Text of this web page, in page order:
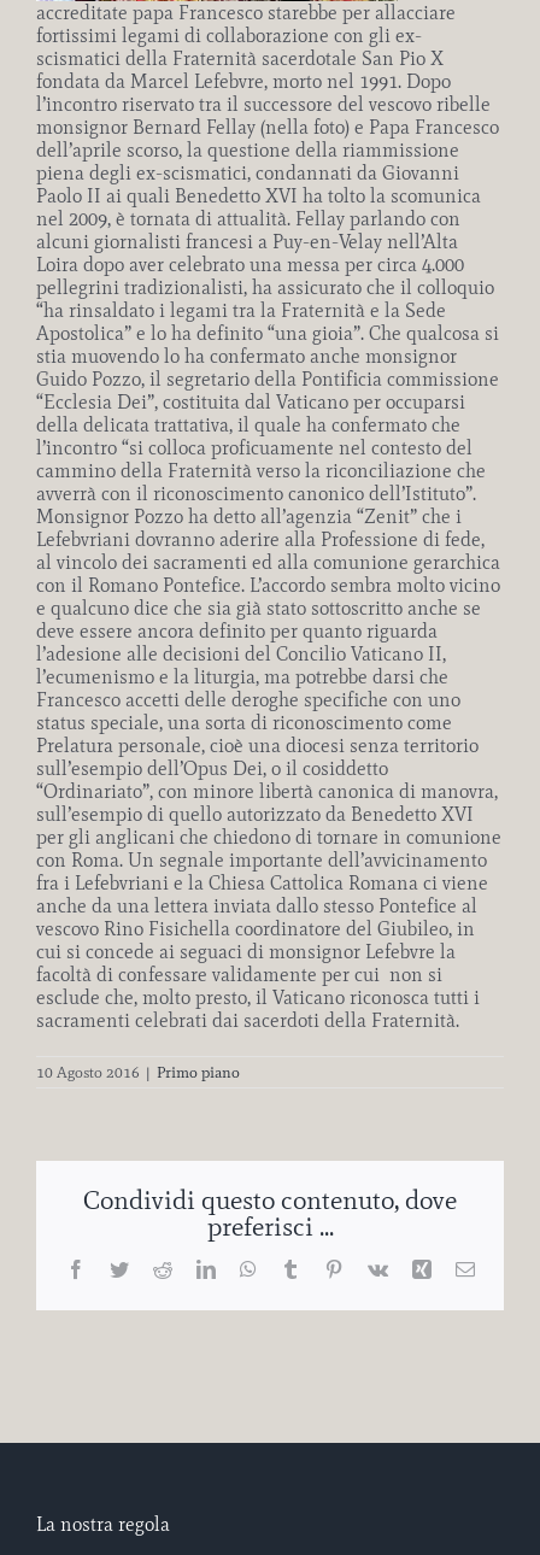
accreditate papa Francesco starebbe per allacciare
fortissimi legami di collaborazione con gli ex-
scismatici della Fraternità sacerdotale San Pio X
fondata da Marcel Lefebvre, morto nel 1991. Dopo
l’incontro riservato tra il successore del vescovo ribelle
monsignor Bernard Fellay (nella foto) e Papa Francesco
dell’aprile scorso, la questione della riammissione
piena degli ex-scismatici, condannati da Giovanni
Paolo II ai quali Benedetto XVI ha tolto la scomunica
nel 2009, è tornata di attualità. Fellay parlando con
alcuni giornalisti francesi a Puy-en-Velay nell’Alta
Loira dopo aver celebrato una messa per circa 4.000
pellegrini tradizionalisti, ha assicurato che il colloquio
“ha rinsaldato i legami tra la Fraternità e la Sede
Apostolica” e lo ha definito “una gioia”. Che qualcosa si
stia muovendo lo ha confermato anche monsignor
Guido Pozzo, il segretario della Pontificia commissione
“Ecclesia Dei”, costituita dal Vaticano per occuparsi
della delicata trattativa, il quale ha confermato che
l’incontro “si colloca proficuamente nel contesto del
cammino della Fraternità verso la riconciliazione che
avverrà con il riconoscimento canonico dell’Istituto”.
Monsignor Pozzo ha detto all’agenzia “Zenit” che i
Lefebvriani dovranno aderire alla Professione di fede,
al vincolo dei sacramenti ed alla comunione gerarchica
con il Romano Pontefice. L’accordo sembra molto vicino
e qualcuno dice che sia già stato sottoscritto anche se
deve essere ancora definito per quanto riguarda
l’adesione alle decisioni del Concilio Vaticano II,
l’ecumenismo e la liturgia, ma potrebbe darsi che
Francesco accetti delle deroghe specifiche con uno
status speciale, una sorta di riconoscimento come
Prelatura personale, cioè una diocesi senza territorio
sull’esempio dell’Opus Dei, o il cosiddetto
“Ordinariato”, con minore libertà canonica di manovra,
sull’esempio di quello autorizzato da Benedetto XVI
per gli anglicani che chiedono di tornare in comunione
con Roma. Un segnale importante dell’avvicinamento
fra i Lefebvriani e la Chiesa Cattolica Romana ci viene
anche da una lettera inviata dallo stesso Pontefice al
vescovo Rino Fisichella coordinatore del Giubileo, in
cui si concede ai seguaci di monsignor Lefebvre la
facoltà di confessare validamente per cui non si
esclude che, molto presto, il Vaticano riconosca tutti i
sacramenti celebrati dai sacerdoti della Fraternità.
10 Agosto 2016 | Primo piano
Condividi questo contenuto, dove
preferisci ...
Facebook
TwitterRedditLinkedInWhatsApp
TumblrPinterest
Vk Xing Email
La nostra regola